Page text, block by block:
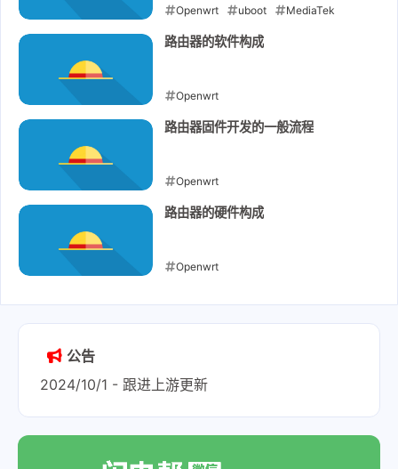
Openwrt uboot MediaTek
2022-07-07
路由器的软件构成
Openwrt
2022-07-04
路由器固件开发的一般流程
Openwrt
2022-07-04
路由器的硬件构成
Openwrt
公告
2024/10/1 - 跟进上游更新